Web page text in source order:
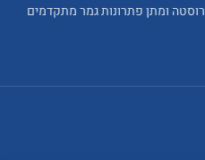
ומתן פתרונות גמר מתקדמים